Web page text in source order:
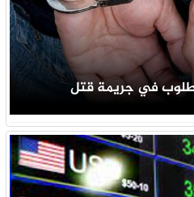
في جريمة قتل